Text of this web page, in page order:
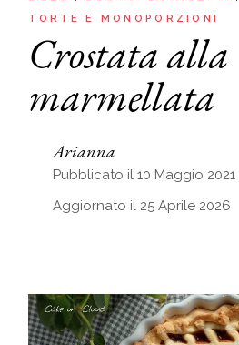
TORTE E MONOPORZIONI
Crostata alla
marmellata
Arianna
Pubblicato il 10 Maggio 2021
Aggiornato il 25 Aprile 2026